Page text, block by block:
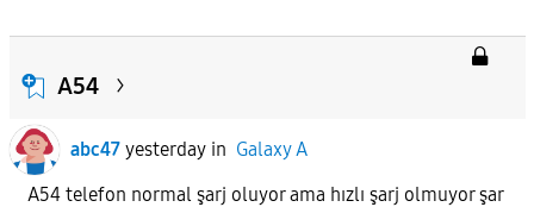
A54
abc47 yesterdayin Galaxy A
A54 telefon normal şarj oluyor ama hızlı şarj olmuyor şar